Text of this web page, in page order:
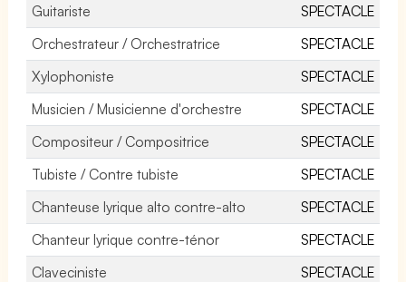
Guitariste
SPECTACLE
Orchestrateur / Orchestratrice
SPECTACLE
Xylophoniste
SPECTACLE
Musicien / Musicienne d'orchestre
SPECTACLE
Compositeur / Compositrice
SPECTACLE
Tubiste / Contre tubiste
SPECTACLE
Chanteuse lyrique alto contre-alto
SPECTACLE
Chanteur lyrique contre-ténor
SPECTACLE
Claveciniste
SPECTACLE